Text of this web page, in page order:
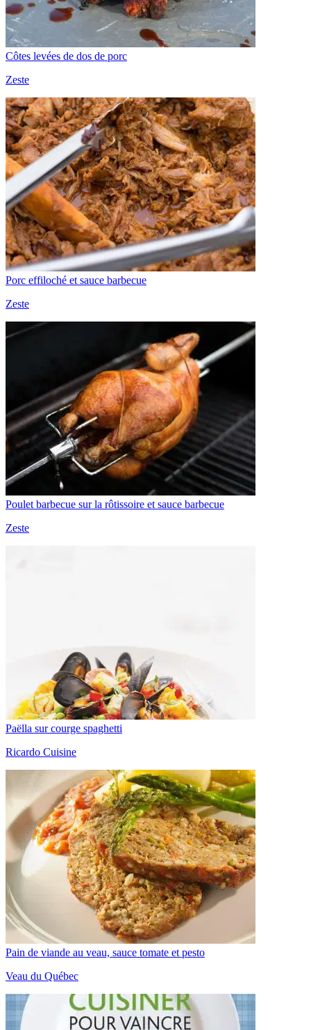
Côtes levées de dos de porc
Zeste
Porc effiloché et sauce barbecue
Zeste
Poulet barbecue sur la rôtissoire et sauce barbecue
Zeste
Paëlla sur courge spaghetti
Ricardo Cuisine
Pain de viande au veau, sauce tomate et pesto
Veau du Québec